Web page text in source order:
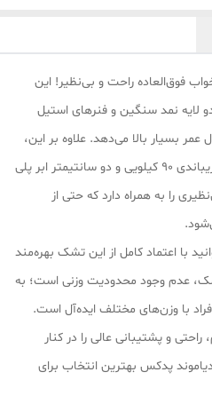
فوق‌العاده راحت و بی‌نظیر! این
لایه نمد سنگین و فنرهای استیل
بسیار بالا می‌دهد. علاوه بر این،
دیاموند پدکس با دو سانتیمتر ابر ریباندی 90 کیلویی و دو سانتیمتر ابر پلی
بی‌نظیری را به همراه دارد که حتی از
می‌توانید با اعتماد کامل از این تشک بهره‌مند
عدم وجود محدودیت وزنی است؛ به
با وزن‌های مختلف ایده‌آل است.
و پشتیبانی عالی را در کنار
پدکس بهترین انتخاب برای